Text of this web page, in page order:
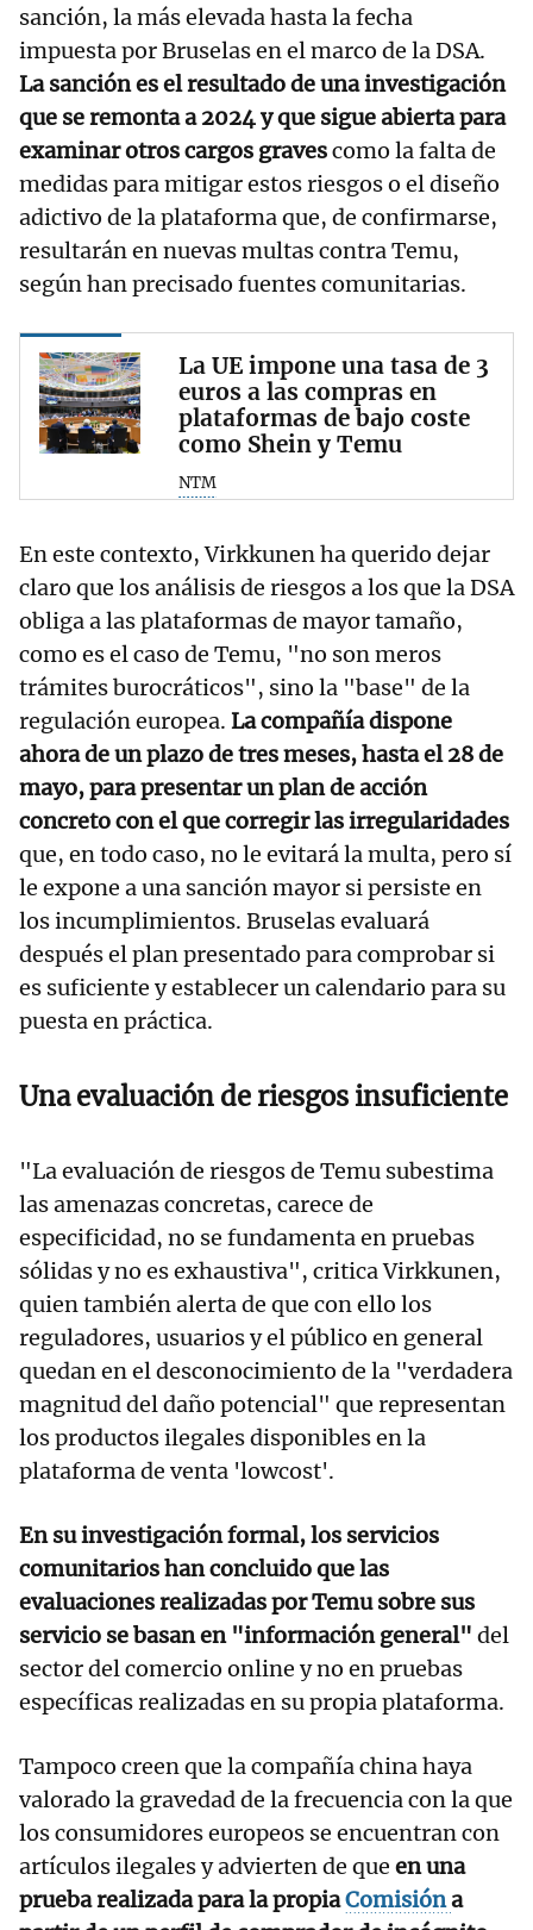
sanción, la más elevada hasta la fecha
impuesta por Bruselas en el marco de la DSA.
La sanción es el resultado de una investigación
que se remonta a 2024 y que sigue abierta para
examinar otros cargos gravescomo la falta de
medidas para mitigar estos riesgos o el diseño
adictivo de la plataforma que, de confirmarse,
resultarán en nuevas multas contra Temu,
según han precisado fuentes comunitarias.
La UE impone una tasa de 3
euros a las compras en
plataformas de bajo coste
como Shein y Temu
NTM
En este contexto, Virkkunen ha querido dejar
claro que los análisis de riesgos a los que la DSA
obliga a las plataformas de mayor tamaño,
como es el caso de Temu, "no son meros
trámites burocráticos", sino la "base" de la
regulación europea. La compañía dispone
ahora de un plazo de tres meses, hasta el 28 de
mayo, para presentar un plan de acción
concreto con el que corregir las irregularidades
que, en todo caso, no le evitará la multa, pero sí
le expone a una sanción mayor si persiste en
los incumplimientos. Bruselas evaluará
después el plan presentado para comprobar si
es suficiente y establecer un calendario para su
puesta en práctica.
Una evaluación de riesgos insuficiente
"La evaluación de riesgos de Temu subestima
las amenazas concretas, carece de
especificidad, no se fundamenta en pruebas
sólidas y no es exhaustiva", critica Virkkunen,
quien también alerta de que con ello los
reguladores, usuarios y el público en general
quedan en el desconocimiento de la "verdadera
magnitud del daño potencial" que representan
los productos ilegales disponibles en la
plataforma de venta 'lowcost'.
En su investigación formal, los servicios
comunitarios han concluido que las
evaluaciones realizadas por Temu sobre sus
servicio se basan en "información general" del
sector del comercio online y no en pruebas
específicas realizadas en su propia plataforma.
Tampoco creen que la compañía china haya
valorado la gravedad de la frecuencia con la que
los consumidores europeos se encuentran con
artículos ilegales y advierten de que en una
prueba realizada para la propiaComisióna